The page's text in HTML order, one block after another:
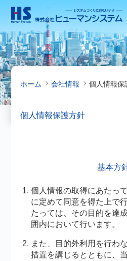
ホーム 会社情報 個人情報保
個人情報保護方針
基本方
個人情報の取得にあたっ
に定めて同意を得た上で
たっては、その目的を達
囲内において行います。
また、目的外利用を行わ
措置を講じるとともに、